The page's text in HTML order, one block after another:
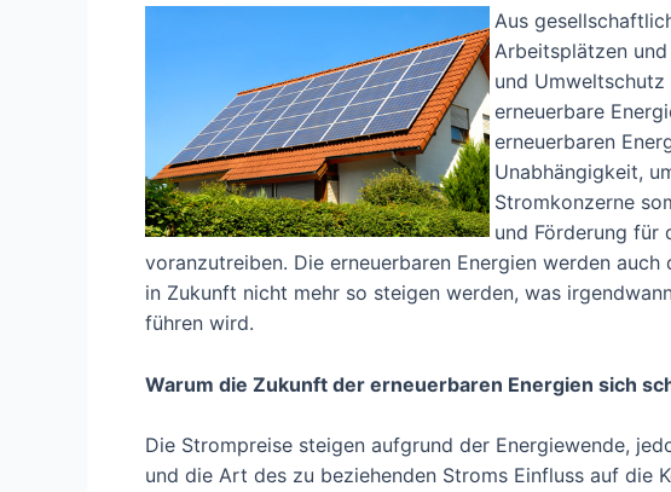
Aus
Arbeitsplätzen
und
erneuerbare
erneuerbaren
Unabhängigkeit,
Stromkonzerne
und Förderung für
voranzutreiben. Die erneuerbaren Energien werden
in Zukunft nicht mehr so steigen werden, was
führen wird.
Warum die Zukunft der erneuerbaren Energien sich
Die Strompreise steigen aufgrund der Energiewende,
und die Art des zu beziehenden Stroms Einfluss auf die